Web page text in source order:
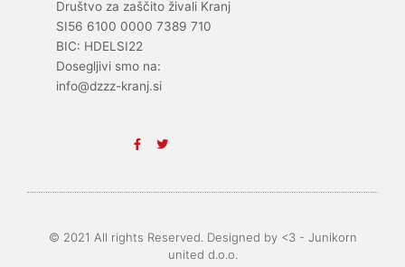
Društvo za zaščito živali Kranj
SI56 6100 0000 7389 710
BIC: HDELSI22
Dosegljivi smo na:
info@dzzz-kranj.si
F
a
-
f
T
w
© 2021 All rights Reserved. Designed by <3 - Junikorn
united d.o.o.